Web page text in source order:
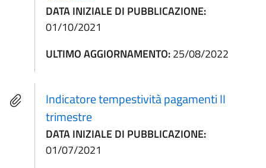
DATA INIZIALE DI PUBBLICAZIONE:
01/10/2021
ULTIMO AGGIORNAMENTO:25/08/2022
Indicatore tempestività pagamenti II
trimestre
DATA INIZIALE DI PUBBLICAZIONE:
01/07/2021